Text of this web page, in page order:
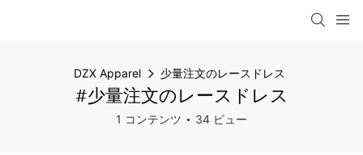
DZX Apparel 少量注文のレースドレス
#少量注文のレースドレス
1 コンテンツ 34 ビュー